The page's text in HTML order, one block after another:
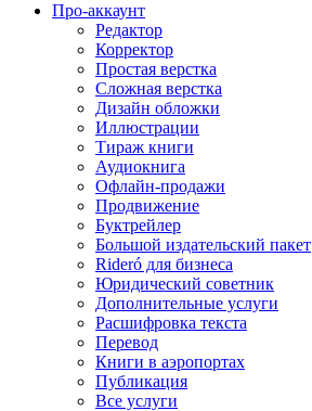
Про-аккаунт
Редактор
Корректор
Простая верстка
Сложная верстка
Дизайн обложки
Иллюстрации
Тираж книги
Аудиокнига
Офлайн-продажи
Продвижение
Буктрейлер
Большой издательский пакет
Rideró для бизнеса
Юридический советник
Дополнительные услуги
Расшифровка текста
Перевод
Книги в аэропортах
Публикация
Все услуги